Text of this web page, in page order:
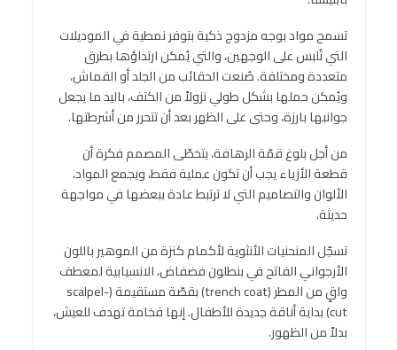
تسمح مواد بوجه مزدوج ذكية بتوفر نمطية في الموديلات
التي تُلبس على الوجهين، والتي يُمكن ارتداؤها بطرق
متعددة ومختلفة. صُنعت الحقائب من الجلد أو القماش،
ويُمكن حملها بشكل طولي نزولاً من الكتف، باليد ما يجعل
جوانبها بارزة، وحتى على الظهر بعد أن تتحرر من أشرطتها.
من أجل بلوغ قمّة الرهافة، يتخطّى المصمم فكرة أن
قطعة الأزياء يجب أن تكون عملية فقط، ويجمع المواد،
الألوان والتصاميم التي لا ترتبط عادة ببعضها في مواجهة
حديثة.
تسجّل المنحنيات الأنثوية لأكمام كنزة من الموهير باللون
الأرجواني الفاتح في بنطلون فضفاض، الانسيابية لمعطف
واقٍ من المطر (trench coat) بقصّة مستقيمة (scalpel-
cut) بداية أناقة جديدة للأطفال. إنها فخامة تهدف للعيش،
بدلاً من الظهور.